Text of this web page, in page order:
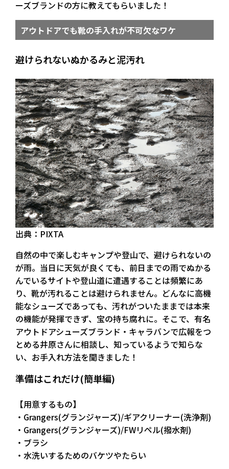
ーズブランドの方に教えてもらいました！
アウトドアでも靴の手入れが不可欠なワケ
避けられないぬかるみと泥汚れ
出典：PIXTA
自然の中で楽しむキャンプや登山で、避けられないの
が雨。当日に天気が良くても、前日までの雨でぬかる
んでいるサイトや登山道に遭遇することは頻繁にあ
り、靴が汚れることは避けられません。どんなに高機
能なシューズであっても、汚れがついたままでは本来
の機能が発揮できず、宝の持ち腐れに。そこで、有名
アウトドアシューズブランド・キャラバンで広報をつ
とめる井原さんに相談し、知っているようで知らな
い、お手入れ方法を聞きました！
準備はこれだけ(簡単編)
【用意するもの】
・Grangers(グランジャーズ)/ギアクリーナー(洗浄剤)
・Grangers(グランジャーズ)/FWリペル(撥水剤)
・ブラシ
・水洗いするためのバケツやたらい